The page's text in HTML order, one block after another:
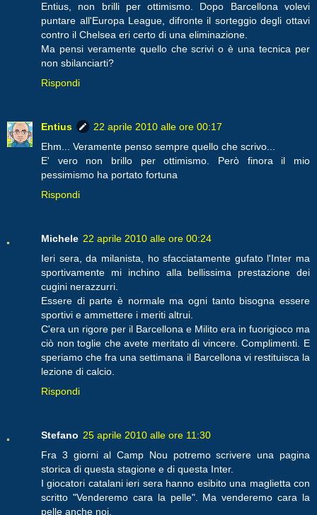
Entius, non brilli per ottimismo. Dopo Barcellona volevi
puntare all'Europa League, difronte il sorteggio degli ottavi
contro il Chelsea eri certo di una eliminazione.
Ma pensi veramente quello che scrivi o è una tecnica per
non sbilanciarti?
Rispondi
Entius
22 aprile 2010 alle ore 00:17
Ehm... Veramente penso sempre quello che scrivo...
E' vero non brillo per ottimismo. Però finora il mio
pessimismo ha portato fortuna
Rispondi
Michele 22 aprile 2010 alle ore 00:24
Ieri sera, da milanista, ho sfacciatamente gufato l'Inter ma
sportivamente mi inchino alla bellissima prestazione dei
cugini nerazzurri.
Essere di parte è normale ma ogni tanto bisogna essere
sportivi e ammettere i meriti altrui.
C'era un rigore per il Barcellona e Milito era in fuorigioco ma
ciò non toglie che avete meritato di vincere. Complimenti. E
speriamo che fra una settimana il Barcellona vi restituisca la
lezione di calcio.
Rispondi
Stefano 25 aprile 2010 alle ore 11:30
Fra 3 giorni al Camp Nou potremo scrivere una pagina
storica di questa stagione e di questa Inter.
I giocatori catalani ieri sera hanno esibito una maglietta con
scritto "Venderemo cara la pelle". Ma venderemo cara la
pelle anche noi.